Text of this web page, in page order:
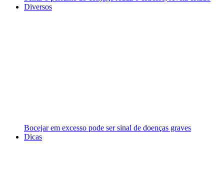
Diversos
Bocejar em excesso pode ser sinal de doenças graves
Dicas